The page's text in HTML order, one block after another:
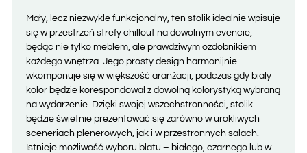
Mały, lecz niezwykle funkcjonalny, ten stolik idealnie wpisuje
się w przestrzeń strefy chillout na dowolnym evencie,
będąc nie tylko meblem, ale prawdziwym ozdobnikiem
każdego wnętrza. Jego prosty design harmonijnie
wkomponuje się w większość aranżacji, podczas gdy biały
kolor będzie korespondował z dowolną kolorystyką wybraną
na wydarzenie. Dzięki swojej wszechstronności, stolik
będzie świetnie prezentować się zarówno w urokliwych
sceneriach plenerowych, jak i w przestronnych salach.
Istnieje możliwość wyboru blatu – białego, czarnego lub w